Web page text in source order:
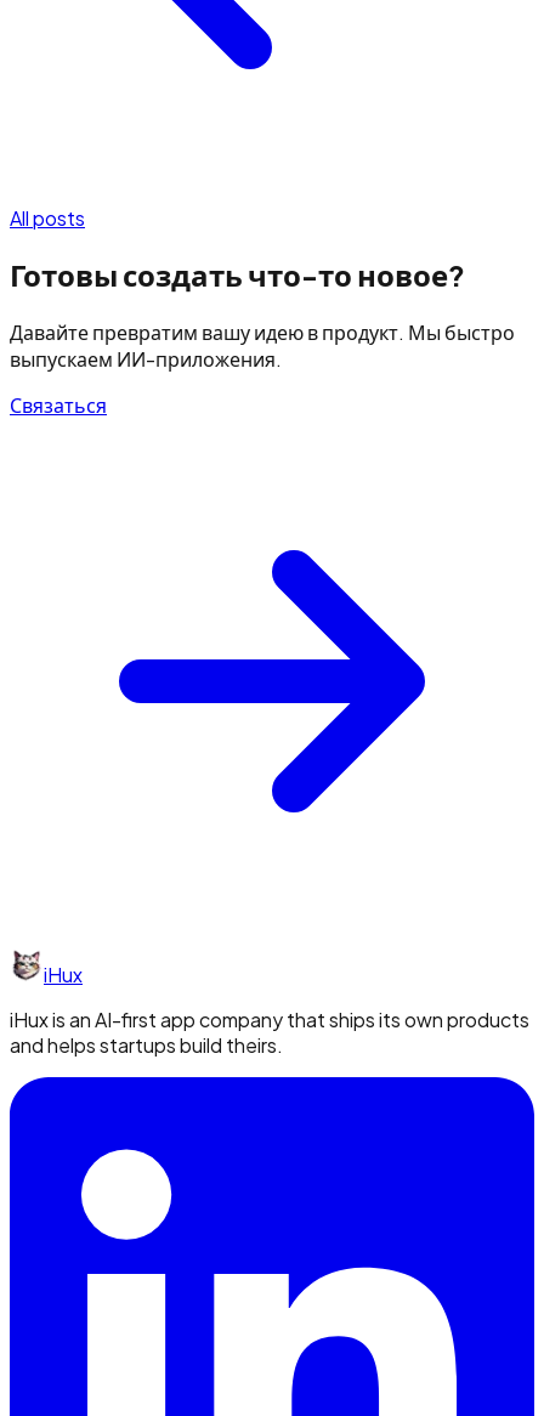
All posts
Готовы создать что-то новое?
Давайте превратим вашу идею в продукт. Мы быстро
выпускаем ИИ-приложения.
Связаться
iHux
iHux is an AI-first app company that ships its own products
and helps startups build theirs.